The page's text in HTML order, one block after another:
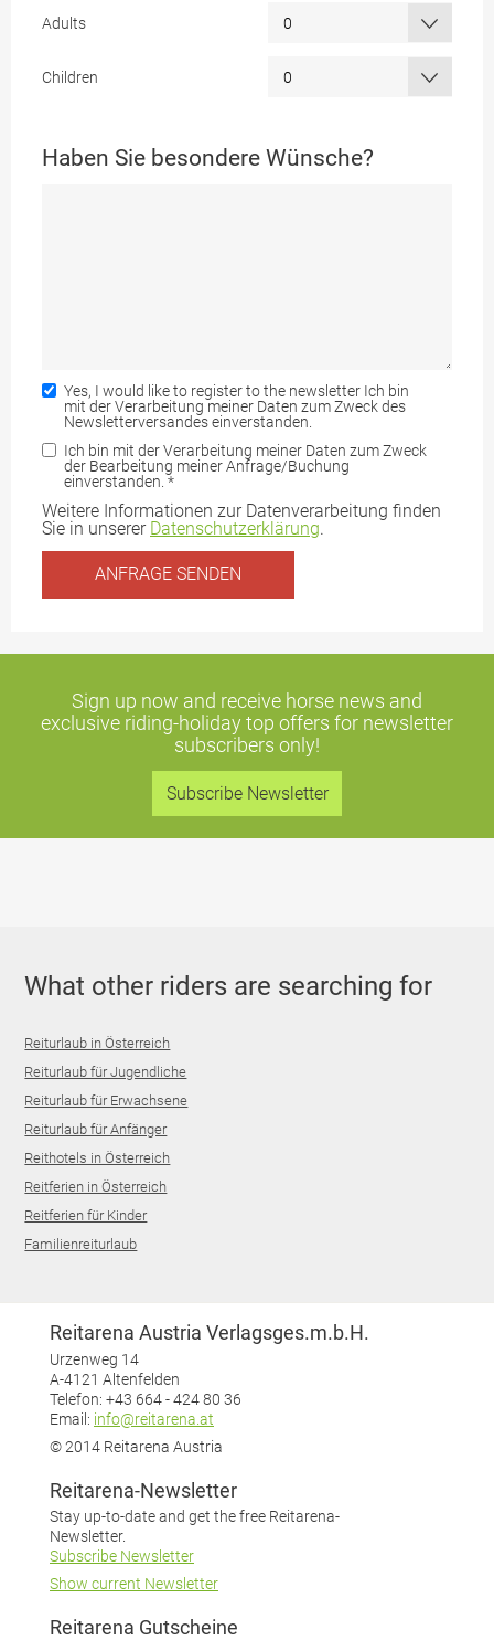
Adults
Children
Haben Sie besondere Wünsche?
Yes, I would like to register to the newsletter Ich bin
mit der Verarbeitung meiner Daten zum Zweck des
Newsletterversandes einverstanden.
Ich bin mit der Verarbeitung meiner Daten zum Zweck
der Bearbeitung meiner Anfrage/Buchung
einverstanden.*
Weitere Informationen zur Datenverarbeitung finden
Sie in unserer Datenschutzerklärung.
Sign up now and receive horse news and
exclusive riding-holiday top offers for newsletter
subscribers only!
Subscribe Newsletter
What other riders are searching for
Reiturlaub in Österreich
Reiturlaub für Jugendliche
Reiturlaub für Erwachsene
Reiturlaub für Anfänger
Reithotels in Österreich
Reitferien in Österreich
Reitferien für Kinder
Familienreiturlaub
Reitarena Austria Verlagsges.m.b.H.
Urzenweg 14
A-4121 Altenfelden
Telefon: +43 664 - 424 80 36
Email: info@reitarena.at
© 2014 Reitarena Austria
Reitarena-Newsletter
Stay up-to-date and get the free Reitarena-
Newsletter.
Subscribe Newsletter
Show current Newsletter
Reitarena Gutscheine